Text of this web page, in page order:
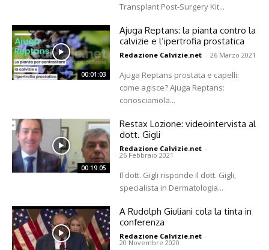
Transplant Post-Surgery Kit...
00:01:03
Ajuga Reptans: la pianta contro la
calvizie e l’ipertrofia prostatica
Redazione Calvizie.net - 26 Marzo 2021
Ajuga Reptans prostata e capelli:
come agisce? Ajuga Reptans:
conosciamola...
00:19:05
Restax Lozione: videointervista al
dott. Gigli
Redazione Calvizie.net -
26 Febbraio 2021
Il dott. Gigli risponde Il dott. Gigli,
specialista in Dermatologia...
A Rudolph Giuliani cola la tinta in
conferenza
Redazione Calvizie.net -
20 Novembre 2020